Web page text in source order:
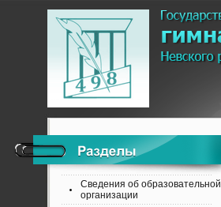
Сведения об образовательной
организации